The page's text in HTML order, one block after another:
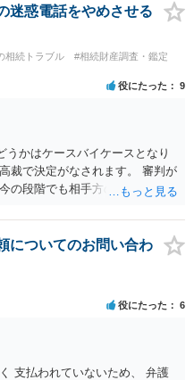
う。 不動産は、相続登記が済ん
お子様と義父様のつながりがわ
寄せ」という手続きをすると、
造等により既に相続登記され
りをつけて登記名義を調べて
をしていますので、特に相場
本弁護士連合会が設けていた
護士は一定数いると思います
う。
迷惑電話をやめさせる
相続トラブル
#相続財産調査・鑑定
役にたった 9
かはケースバイケースとなり
裁で決定がなされます。 審判が
の段階でも相手方の連絡が迷惑
についてのお問い合わ
役にたった 6
支払われていないため、 弁護